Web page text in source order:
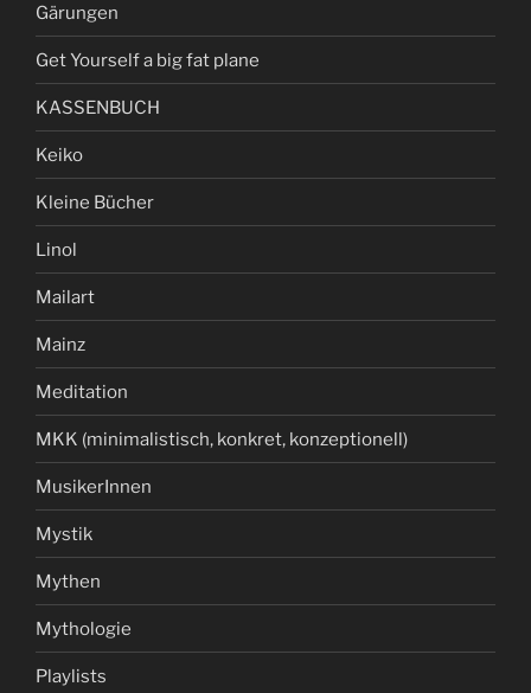
Gärungen
Get Yourself a big fat plane
KASSENBUCH
Keiko
Kleine Bücher
Linol
Mailart
Mainz
Meditation
MKK (minimalistisch, konkret, konzeptionell)
MusikerInnen
Mystik
Mythen
Mythologie
Playlists